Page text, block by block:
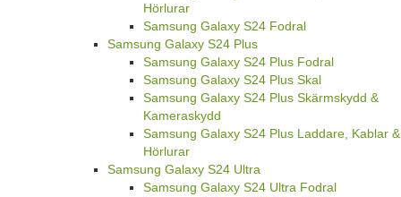
Hörlurar
Samsung Galaxy S24 Fodral
Samsung Galaxy S24 Plus
Samsung Galaxy S24 Plus Fodral
Samsung Galaxy S24 Plus Skal
Samsung Galaxy S24 Plus Skärmskydd &
Kameraskydd
Samsung Galaxy S24 Plus Laddare, Kablar &
Hörlurar
Samsung Galaxy S24 Ultra
Samsung Galaxy S24 Ultra Fodral